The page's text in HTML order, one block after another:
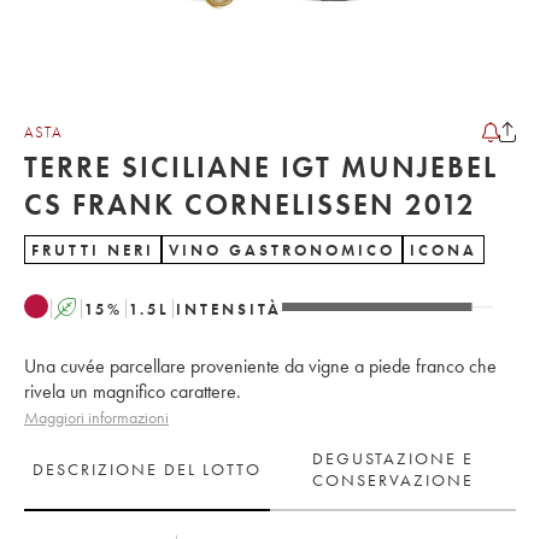
ASTA
TERRE SICILIANE IGT MUNJEBEL
CS FRANK CORNELISSEN 2012
FRUTTI NERI VINO GASTRONOMICO ICONA
A 15% 1.5 L INTENSITÀ
Una cuvée parcellare proveniente da vigne a piede franco che
rivela un magnifico carattere.
Maggiori informazioni
DESCRIZIONE DEL LOTTO
DEGUSTAZIONE E
CONSERVAZIONE